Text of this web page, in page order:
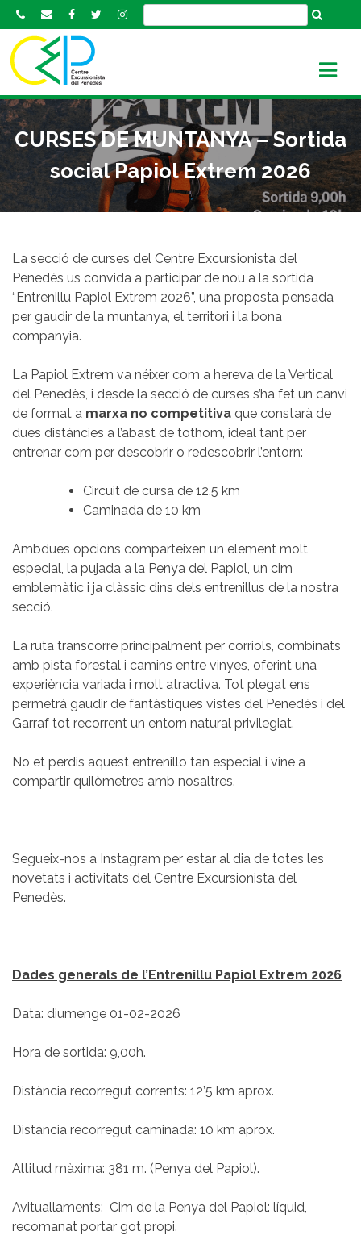
k
o
c
o
n
t
e
CURSES DE MUNTANYA – Sortida
social Papiol Extrem 2026
La secció de curses del Centre Excursionista del
Penedès us convida a participar de nou a la sortida
“Entrenillu Papiol Extrem 2026”, una proposta pensada
per gaudir de la muntanya, el territori i la bona
companyia.
La Papiol Extrem va néixer com a hereva de la Vertical
del Penedès, i desde la secció de curses s’ha fet un canvi
de format a marxa no competitiva que constarà de
dues distàncies a l’abast de tothom, ideal tant per
entrenar com per descobrir o redescobrir l’entorn:
Circuit de cursa de 12,5 km
Caminada de 10 km
Ambdues opcions comparteixen un element molt
especial, la pujada a la Penya del Papiol, un cim
emblemàtic i ja clàssic dins dels entrenillus de la nostra
secció.
La ruta transcorre principalment per corriols, combinats
amb pista forestal i camins entre vinyes, oferint una
experiència variada i molt atractiva. Tot plegat ens
permetrà gaudir de fantàstiques vistes del Penedès i del
Garraf tot recorrent un entorn natural privilegiat.
No et perdis aquest entrenillo tan especial i vine a
compartir quilòmetres amb nosaltres.
Segueix-nos a Instagram per estar al dia de totes les
novetats i activitats del Centre Excursionista del
Penedès.
Dades generals de l’Entrenillu Papiol Extrem 2026
Data: diumenge 01-02-2026
Hora de sortida: 9,00h.
Distància recorregut corrents: 12’5 km aprox.
Distància recorregut caminada: 10 km aprox.
Altitud màxima: 381 m. (Penya del Papiol).
Avituallaments: Cim de la Penya del Papiol: líquid,
recomanat portar got propi.